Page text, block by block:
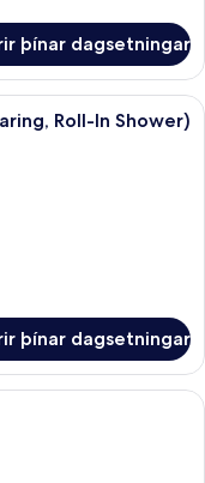
þínar dagsetningar
bestu gerð, dúnsængur,
Roll-In Shower)
þínar dagsetningar
bestu gerð, dúnsængur,